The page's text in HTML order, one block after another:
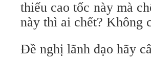
thiếu cao tốc này mà
này thì ai chết? Không
Đề nghị lãnh đạo hãy